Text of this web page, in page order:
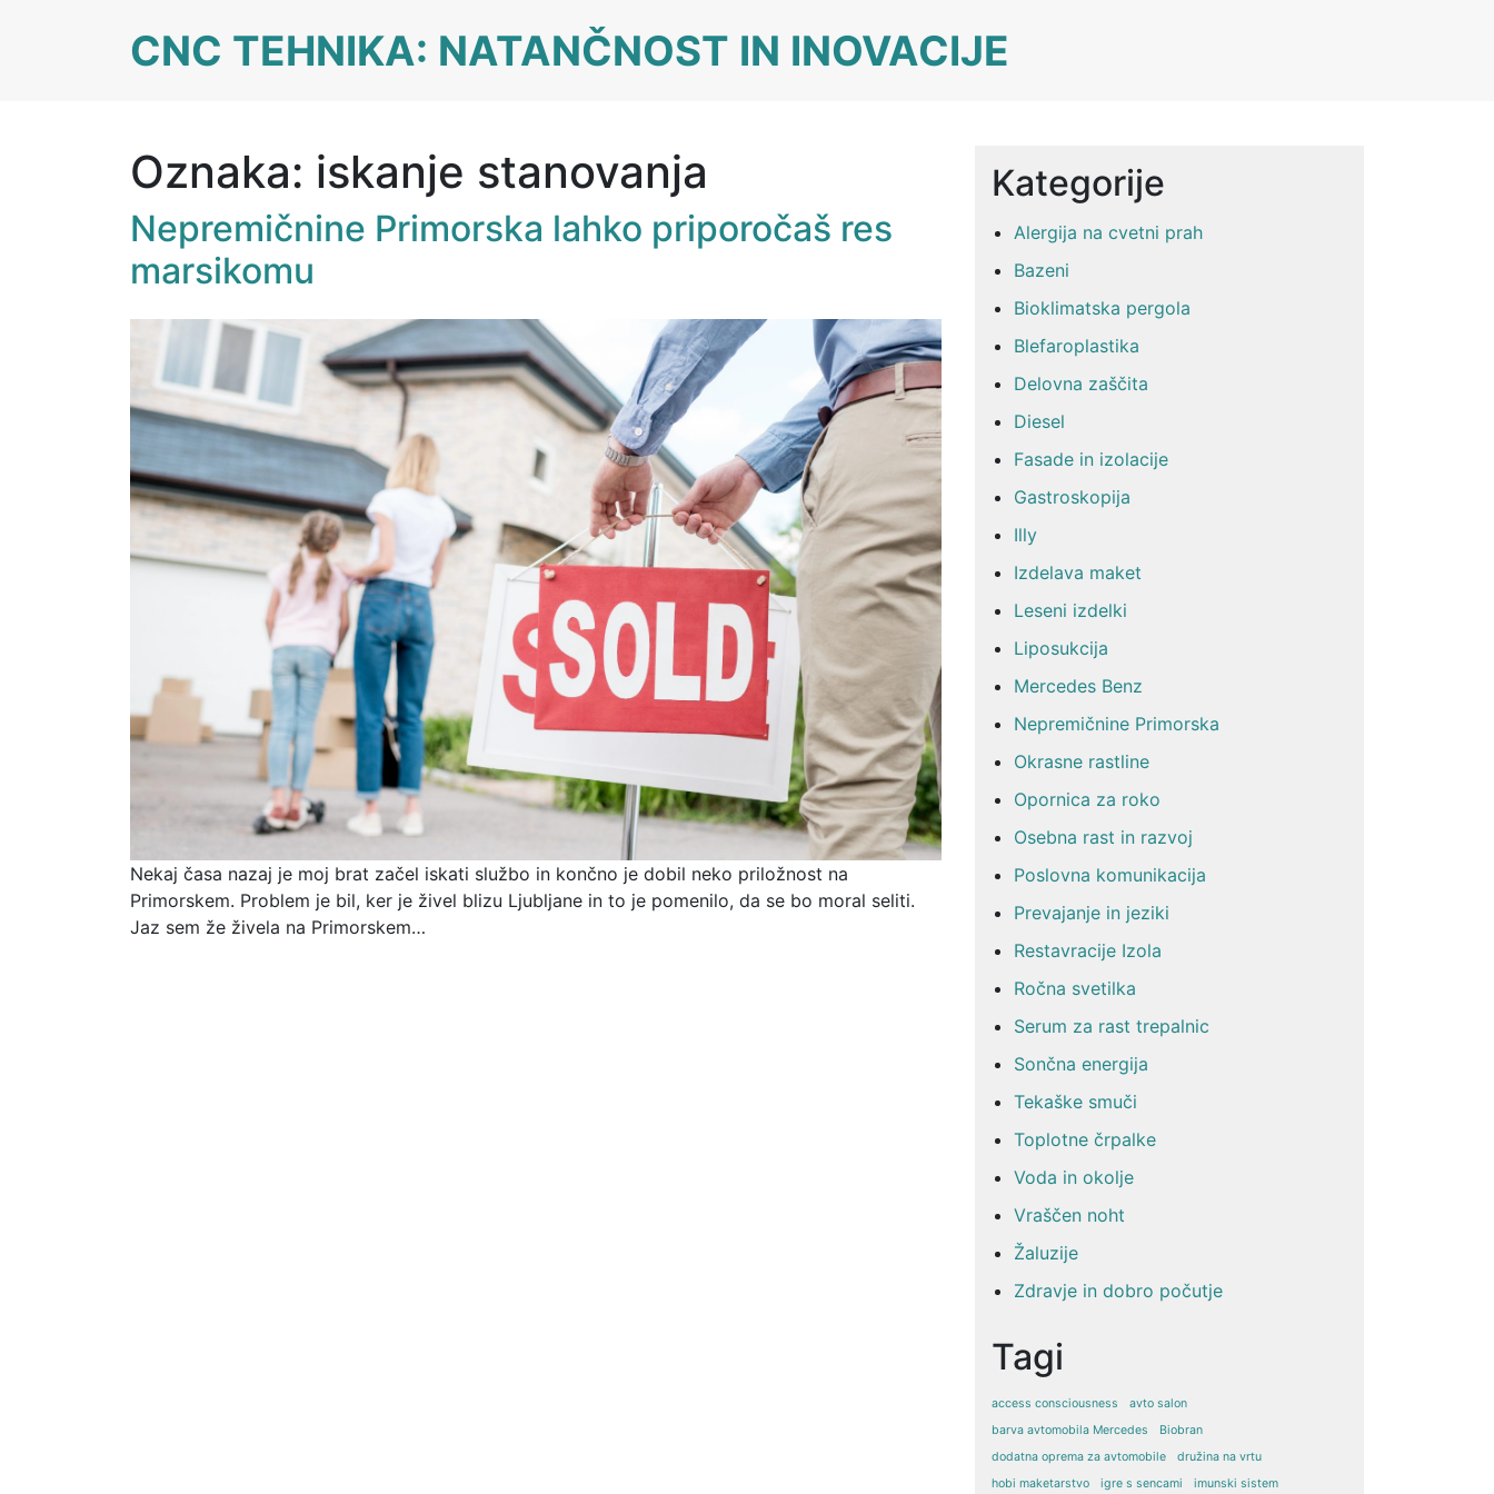
CNC TEHNIKA: NATANČNOST IN INOVACIJE
Oznaka: iskanje stanovanja
Nepremičnine Primorska lahko priporočaš res
marsikomu
Nekaj časa nazaj je moj brat začel iskati službo in končno je dobil neko priložnost na
Primorskem. Problem je bil, ker je živel blizu Ljubljane in to je pomenilo, da se bo moral seliti.
Jaz sem že živela na Primorskem…
Kategorije
Alergija na cvetni prah
Bazeni
Bioklimatska pergola
Blefaroplastika
Delovna zaščita
Diesel
Fasade in izolacije
Gastroskopija
Illy
Izdelava maket
Leseni izdelki
Liposukcija
Mercedes Benz
Nepremičnine Primorska
Okrasne rastline
Opornica za roko
Osebna rast in razvoj
Poslovna komunikacija
Prevajanje in jeziki
Restavracije Izola
Ročna svetilka
Serum za rast trepalnic
Sončna energija
Tekaške smuči
Toplotne črpalke
Voda in okolje
Vraščen noht
Žaluzije
Zdravje in dobro počutje
Tagi
access consciousness
avto salon
barva avtomobila Mercedes
Biobran
dodatna oprema za avtomobile
družina na vrtu
hobi maketarstvo
igre s sencami
imunski sistem